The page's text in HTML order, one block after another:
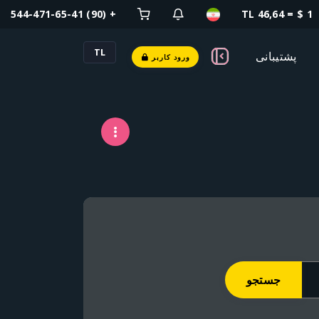
1 $ = 46,64 TL
+ (90) 544-471-65-41
پشتیبانی ورود کاربر TL